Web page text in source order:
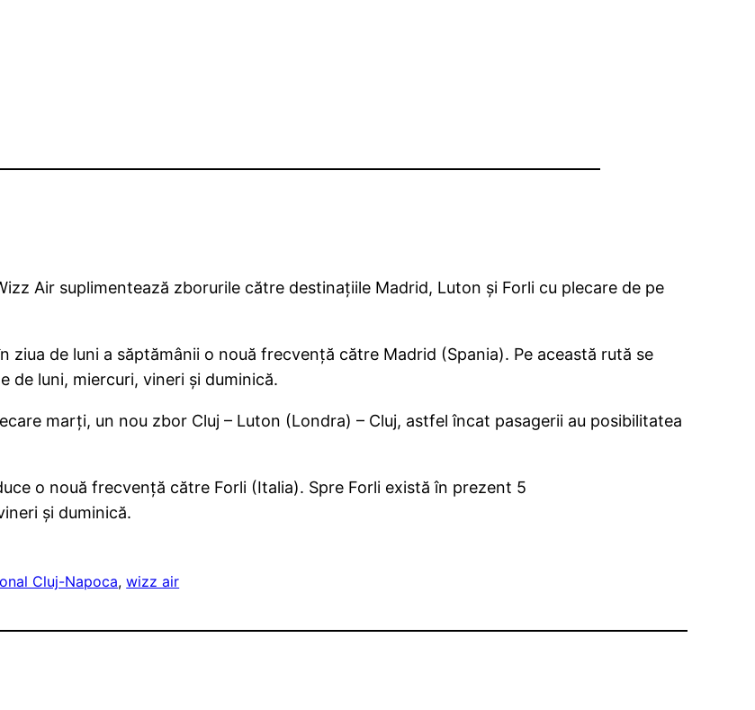
Air suplimentează zborurile către destinaţiile Madrid, Luton şi Forli cu plecare de pe
de luni a săptămânii o nouă frecvenţă către Madrid (Spania). Pe această rută se
de luni, miercuri, vineri şi duminică.
marţi, un nou zbor Cluj – Luton (Londra) – Cluj, astfel încat pasagerii au posibilitatea
o nouă frecvenţă către Forli (Italia). Spre Forli există în prezent 5
şi duminică.
Cluj-Napoca, wizz air